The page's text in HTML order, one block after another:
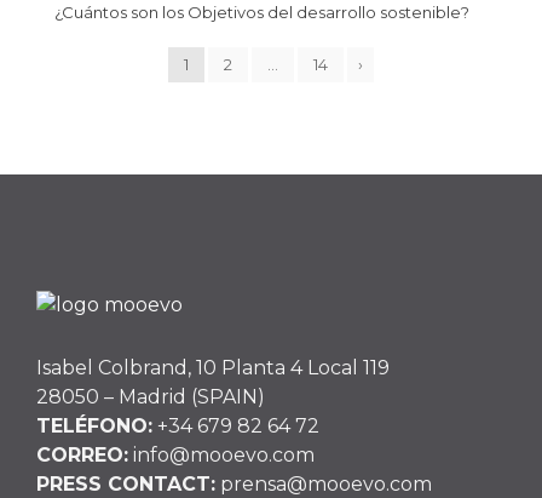
¿Cuántos son los Objetivos del desarrollo sostenible?
1 2 14 ›
Isabel Colbrand, 10 Planta 4 Local 119
28050 – Madrid (SPAIN)
TELÉFONO: +34 679 82 64 72
CORREO: info@mooevo.com
PRESS CONTACT: prensa@mooevo.com